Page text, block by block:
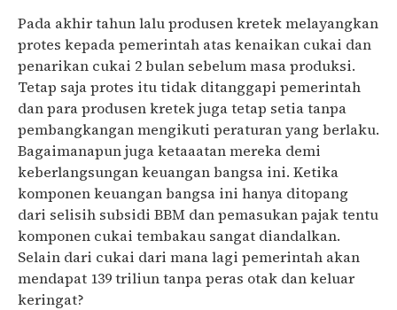
Pada akhir tahun lalu produsen kretek melayangkan
protes kepada pemerintah atas kenaikan cukai dan
penarikan cukai 2 bulan sebelum masa produksi.
Tetap saja protes itu tidak ditanggapi pemerintah
dan para produsen kretek juga tetap setia tanpa
pembangkangan mengikuti peraturan yang berlaku.
Bagaimanapun juga ketaaatan mereka demi
keberlangsungan keuangan bangsa ini. Ketika
komponen keuangan bangsa ini hanya ditopang
dari selisih subsidi BBM dan pemasukan pajak tentu
komponen cukai tembakau sangat diandalkan.
Selain dari cukai dari mana lagi pemerintah akan
mendapat 139 triliun tanpa peras otak dan keluar
keringat?